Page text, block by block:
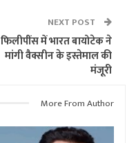
NEXT POST
फिलीपींस में भारत बायोटेक ने
मांगी वैक्सीन के इस्तेमाल की
मंजूरी
More From Author